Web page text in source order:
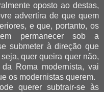
oposto ao destas,
advertira de que quem
e que, portanto, os
permanecer sob a
submeter à direção que
quer queira quer não,
Roma modernista, vai
os modernistas querem.
querer subtrair-se às